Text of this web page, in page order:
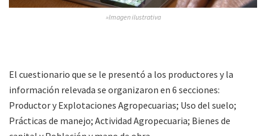
»Imagen ilustrativa
El cuestionario que se le presentó a los productores y la
información relevada se organizaron en 6 secciones:
Productor y Explotaciones Agropecuarias; Uso del suelo;
Prácticas de manejo; Actividad Agropecuaria; Bienes de